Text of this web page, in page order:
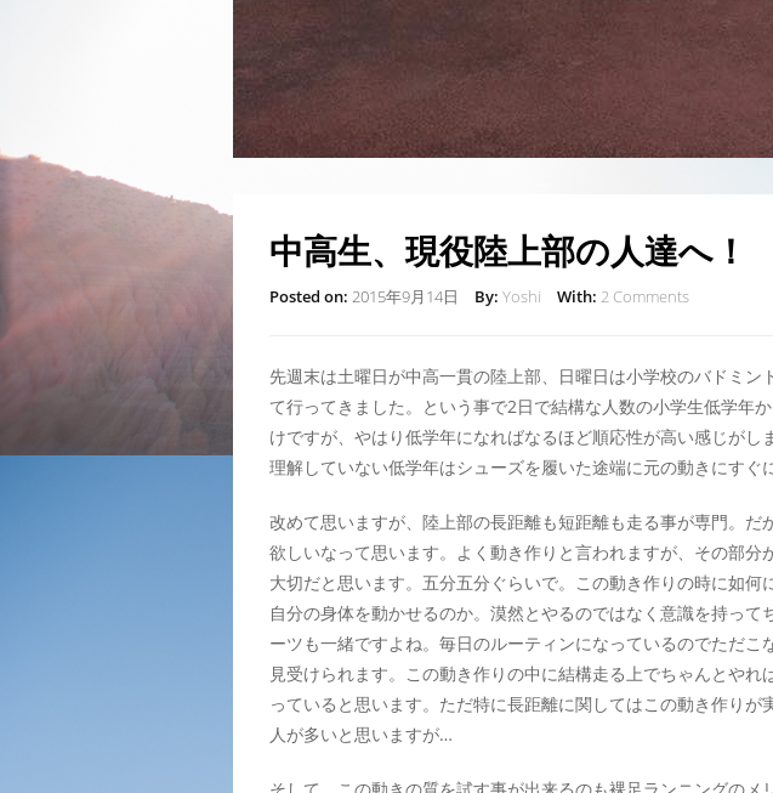
中高生、現役陸上部の人達へ！
Posted on: 2015年9月14日 By: Yoshi With: 2 Comments
先週末は土曜日が中高一貫の陸上部、日曜日は小学校のバドミン
て行ってきました。という事で2日で結構な人数の小学生低学年
けですが、やはり低学年になればなるほど順応性が高い感じがし
理解していない低学年はシューズを履いた途端に元の動きにすぐ
改めて思いますが、陸上部の長距離も短距離も走る事が専門。だ
欲しいなって思います。よく動き作りと言われますが、その部分
大切だと思います。五分五分ぐらいで。この動き作りの時に如何
自分の身体を動かせるのか。漠然とやるのではなく意識を持って
ーツも一緒ですよね。毎日のルーティンになっているのでただこ
見受けられます。この動き作りの中に結構走る上でちゃんとやれ
っていると思います。ただ特に長距離に関してはこの動き作りが
人が多いと思いますが…